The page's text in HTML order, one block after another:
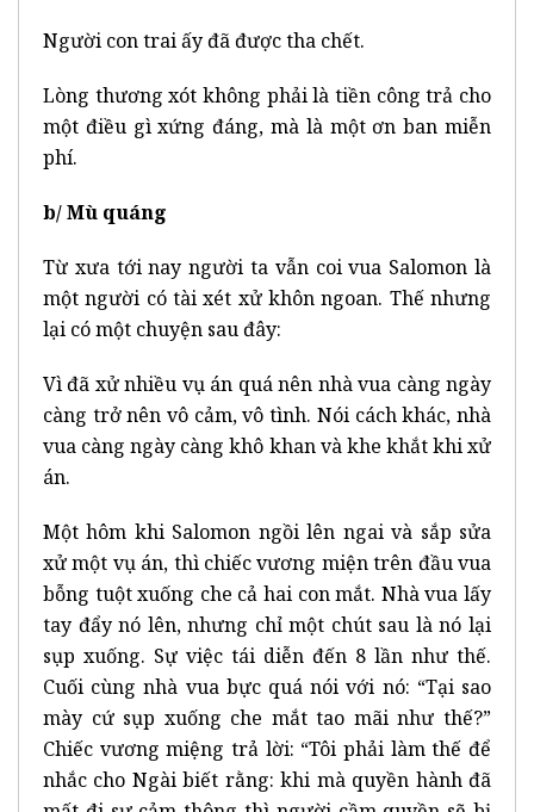
Người con trai ấy đã được tha chết.
Lòng thương xót không phải là tiền công trả cho
một điều gì xứng đáng, mà là một ơn ban miễn
phí.
b/ Mù quáng
Từ xưa tới nay người ta vẫn coi vua Salomon là
một người có tài xét xử khôn ngoan. Thế nhưng
lại có một chuyện sau đây:
Vì đã xử nhiều vụ án quá nên nhà vua càng ngày
càng trở nên vô cảm, vô tình. Nói cách khác, nhà
vua càng ngày càng khô khan và khe khắt khi xử
án.
Một hôm khi Salomon ngồi lên ngai và sắp sửa
xử một vụ án, thì chiếc vương miện trên đầu vua
bỗng tuột xuống che cả hai con mắt. Nhà vua lấy
tay đẩy nó lên, nhưng chỉ một chút sau là nó lại
sụp xuống. Sự việc tái diễn đến 8 lần như thế.
Cuối cùng nhà vua bực quá nói với nó: “Tại sao
mày cứ sụp xuống che mắt tao mãi như thế?”
Chiếc vương miệng trả lời: “Tôi phải làm thế để
nhắc cho Ngài biết rằng: khi mà quyền hành đã